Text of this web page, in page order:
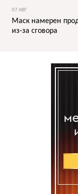
07 АВГ
Маск намерен
из-за сговора